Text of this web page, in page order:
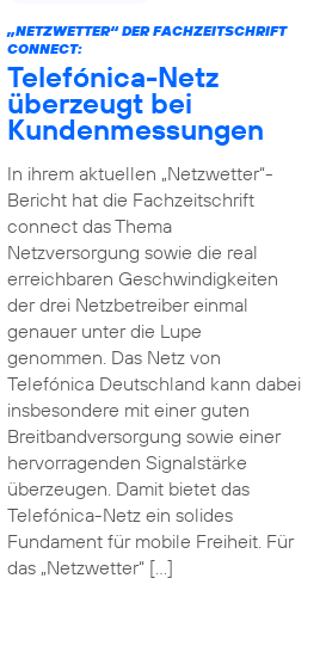
„NETZWETTER“ DER FACHZEITSCHRIFT
CONNECT:
Telefónica-Netz
überzeugt bei
Kundenmessungen
In ihrem aktuellen „Netzwetter“-
Bericht hat die Fachzeitschrift
connect das Thema
Netzversorgung sowie die real
erreichbaren Geschwindigkeiten
der drei Netzbetreiber einmal
genauer unter die Lupe
genommen. Das Netz von
Telefónica Deutschland kann dabei
insbesondere mit einer guten
Breitbandversorgung sowie einer
hervorragenden Signalstärke
überzeugen. Damit bietet das
Telefónica-Netz ein solides
Fundament für mobile Freiheit. Für
das „Netzwetter“ […]